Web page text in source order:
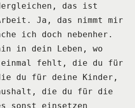
das ist
Ja, das nimmt mir
ich doch nebenher.
in dein Leben, wo
fehlt, die du für
die du für deine Kinder,
die du für die
sonst einsetzen